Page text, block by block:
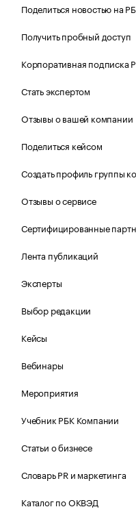
Поделиться новостью на
Получить пробный доступ
Корпоративная подписка
Стать экспертом
Отзывы о вашей компании
Поделиться кейсом
Создать профиль группы
Отзывы о сервисе
Сертифицированные
Лента публикаций
Эксперты
Выбор редакции
Кейсы
Вебинары
Мероприятия
Учебник РБК Компании
Статьи о бизнесе
Словарь PR и маркетинга
Каталог по ОКВЭД